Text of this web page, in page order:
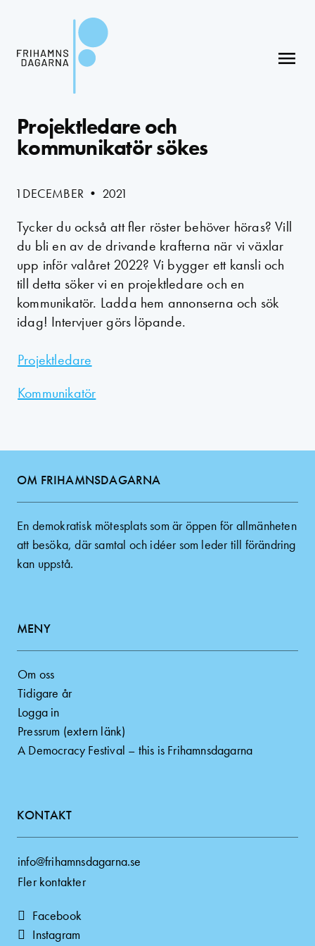
menu
Projektledare och
kommunikatör sökes
1 DECEMBER • 2021
Tycker du också att fler röster behöver höras? Vill
du bli en av de drivande krafterna när vi växlar
upp inför valåret 2022? Vi bygger ett kansli och
till detta söker vi en projektledare och en
kommunikatör. Ladda hem annonserna och sök
idag! Intervjuer görs löpande.
Projektledare
Kommunikatör
OM FRIHAMNSDAGARNA
En demokratisk mötesplats som är öppen för allmänheten
att besöka, där samtal och idéer som leder till förändring
kan uppstå.
MENY
Om oss
Tidigare år
Logga in
Pressrum (extern länk)
A Democracy Festival – this is Frihamnsdagarna
KONTAKT
info@frihamnsdagarna.se
Fler kontakter
Facebook
Instagram